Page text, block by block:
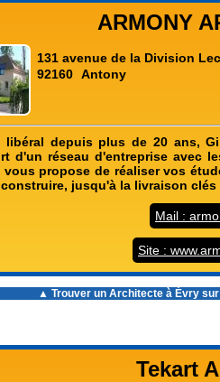
ARMONY
131 avenue de la Division
92160 Antony
libéral depuis plus de 20 ans,
d'un réseau d'entreprise avec
vous propose de réaliser vos
jusqu'à la livraison
Mail :
Site :
▲ Trouver un Architecte à Évry
Tekart